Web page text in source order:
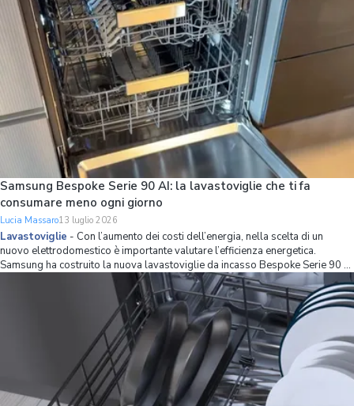
Samsung Bespoke Serie 90 AI: la lavastoviglie che ti fa
consumare meno ogni giorno
Lucia Massaro13 luglio 2026
Lavastoviglie - Con l’aumento dei costi dell’energia, nella scelta di un
nuovo elettrodomestico è importante valutare l’efficienza energetica.
Samsung ha costruito la nuova lavastoviglie da incasso Bespoke Serie 90 AI
partendo proprio da questo principio, combinando una classe energetica A